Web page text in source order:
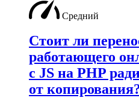
Средний
Стоит ли
работающего
с JS на PHP
от